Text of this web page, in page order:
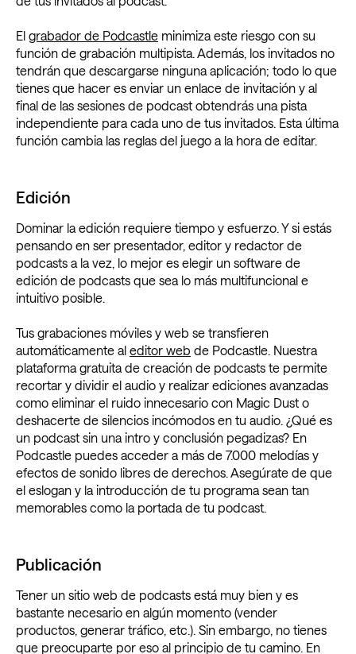
El grabador de Podcastle minimiza este riesgo con su
función de grabación multipista. Además, los invitados no
tendrán que descargarse ninguna aplicación; todo lo que
tienes que hacer es enviar un enlace de invitación y al
final de las sesiones de podcast obtendrás una pista
independiente para cada uno de tus invitados. Esta última
función cambia las reglas del juego a la hora de editar.
Edición
Dominar la edición requiere tiempo y esfuerzo. Y si estás
pensando en ser presentador, editor y redactor de
podcasts a la vez, lo mejor es elegir un software de
edición de podcasts que sea lo más multifuncional e
intuitivo posible.
Tus grabaciones móviles y web se transfieren
automáticamente al editor web de Podcastle. Nuestra
plataforma gratuita de creación de podcasts te permite
recortar y dividir el audio y realizar ediciones avanzadas
como eliminar el ruido innecesario con Magic Dust o
deshacerte de silencios incómodos en tu audio. ¿Qué es
un podcast sin una intro y conclusión pegadizas? En
Podcastle puedes acceder a más de 7.000 melodías y
efectos de sonido libres de derechos. Asegúrate de que
el eslogan y la introducción de tu programa sean tan
memorables como la portada de tu podcast.
Publicación
Tener un sitio web de podcasts está muy bien y es
bastante necesario en algún momento (vender
productos, generar tráfico, etc.). Sin embargo, no tienes
que preocuparte por eso al principio de tu camino. En